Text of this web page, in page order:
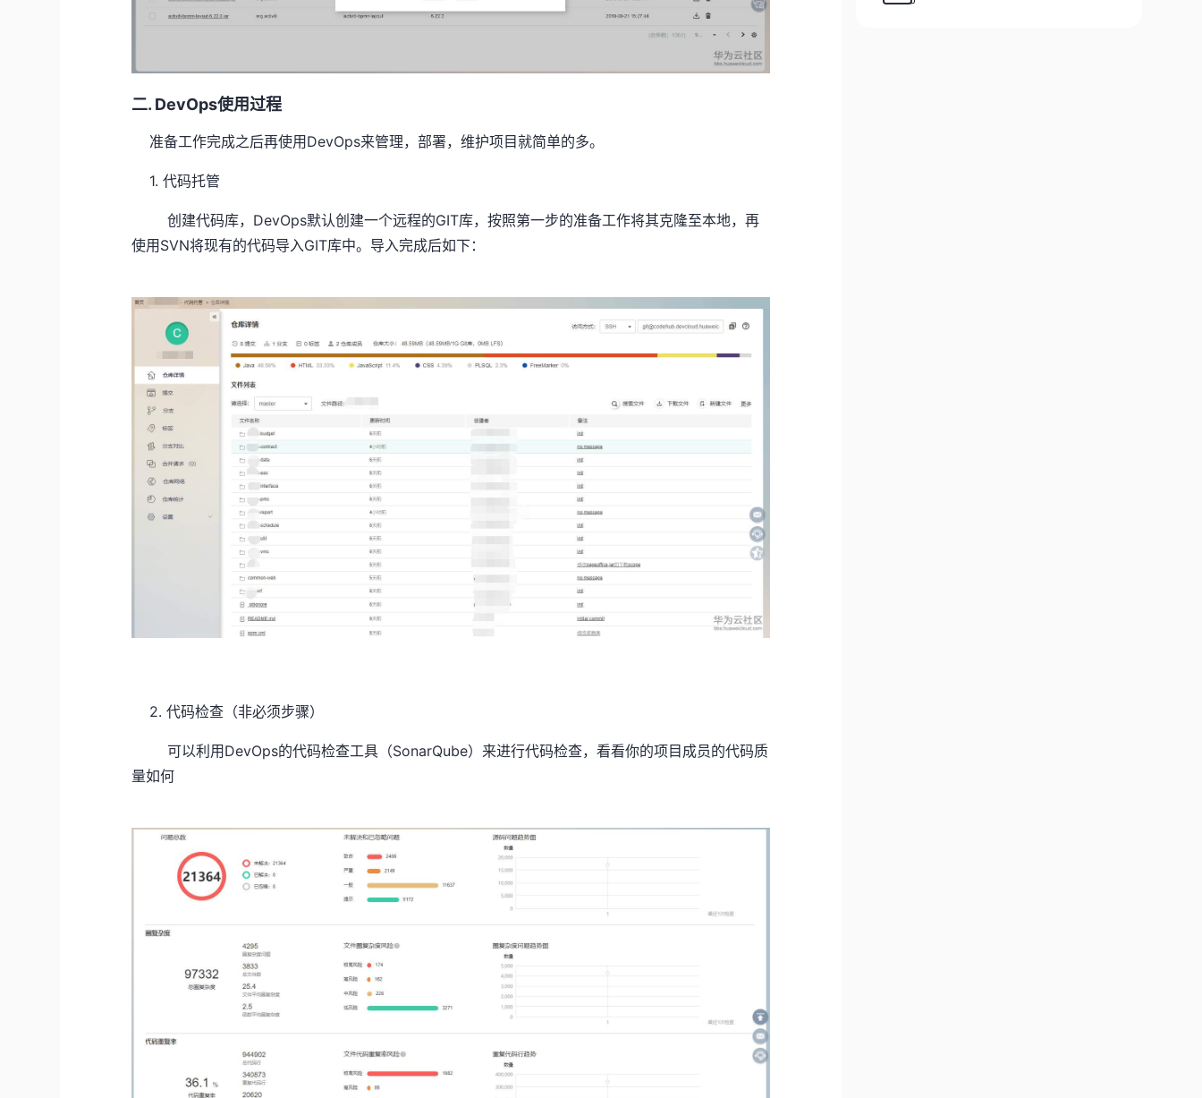
二. DevOps使用过程
准备工作完成之后再使用DevOps来管理，部署，维护项目就简单的多。
1. 代码托管
创建代码库，DevOps默认创建一个远程的GIT库，按照第一步的准备工作将其克隆至本地，再
使用SVN将现有的代码导入GIT库中。导入完成后如下：
2. 代码检查（非必须步骤）
可以利用DevOps的代码检查工具（SonarQube）来进行代码检查，看看你的项目成员的代码质
量如何